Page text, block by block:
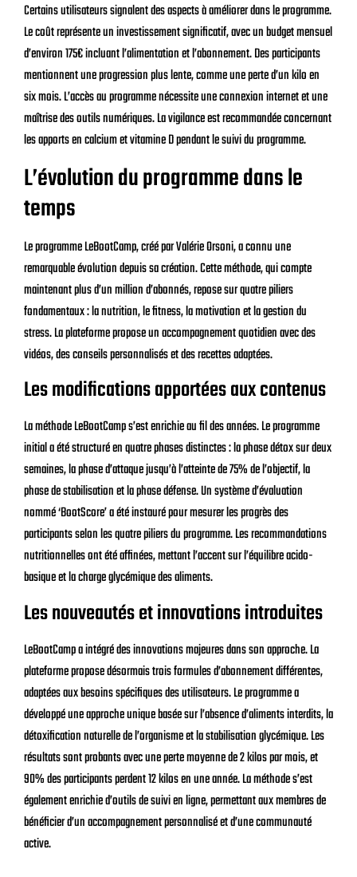
Certains utilisateurs signalent des aspects à améliorer dans le programme.
Le coût représente un investissement significatif, avec un budget mensuel
d’environ 175€ incluant l’alimentation et l’abonnement. Des participants
mentionnent une progression plus lente, comme une perte d’un kilo en
six mois. L’accès au programme nécessite une connexion internet et une
maîtrise des outils numériques. La vigilance est recommandée concernant
les apports en calcium et vitamine D pendant le suivi du programme.
L’évolution du programme dans le
temps
Le programme LeBootCamp, créé par Valérie Orsoni, a connu une
remarquable évolution depuis sa création. Cette méthode, qui compte
maintenant plus d’un million d’abonnés, repose sur quatre piliers
fondamentaux : la nutrition, le fitness, la motivation et la gestion du
stress. La plateforme propose un accompagnement quotidien avec des
vidéos, des conseils personnalisés et des recettes adaptées.
Les modifications apportées aux contenus
La méthode LeBootCamp s’est enrichie au fil des années. Le programme
initial a été structuré en quatre phases distinctes : la phase détox sur deux
semaines, la phase d’attaque jusqu’à l’atteinte de 75% de l’objectif, la
phase de stabilisation et la phase défense. Un système d’évaluation
nommé ‘BootScore’ a été instauré pour mesurer les progrès des
participants selon les quatre piliers du programme. Les recommandations
nutritionnelles ont été affinées, mettant l’accent sur l’équilibre acido-
basique et la charge glycémique des aliments.
Les nouveautés et innovations introduites
LeBootCamp a intégré des innovations majeures dans son approche. La
plateforme propose désormais trois formules d’abonnement différentes,
adaptées aux besoins spécifiques des utilisateurs. Le programme a
développé une approche unique basée sur l’absence d’aliments interdits, la
détoxification naturelle de l’organisme et la stabilisation glycémique. Les
résultats sont probants avec une perte moyenne de 2 kilos par mois, et
90% des participants perdent 12 kilos en une année. La méthode s’est
également enrichie d’outils de suivi en ligne, permettant aux membres de
bénéficier d’un accompagnement personnalisé et d’une communauté
active.